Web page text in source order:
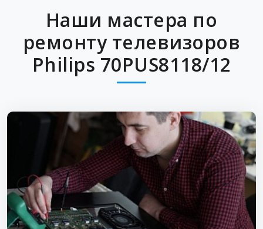
Наши мастера по
ремонту телевизоров
Philips 70PUS8118/12